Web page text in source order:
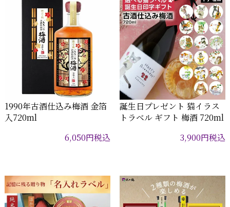
1990年古酒仕込み梅酒 金箔
入720ml
6,050円税込
誕生日プレゼント 猫イラス
トラベル ギフト 梅酒 720ml
3,900円税込